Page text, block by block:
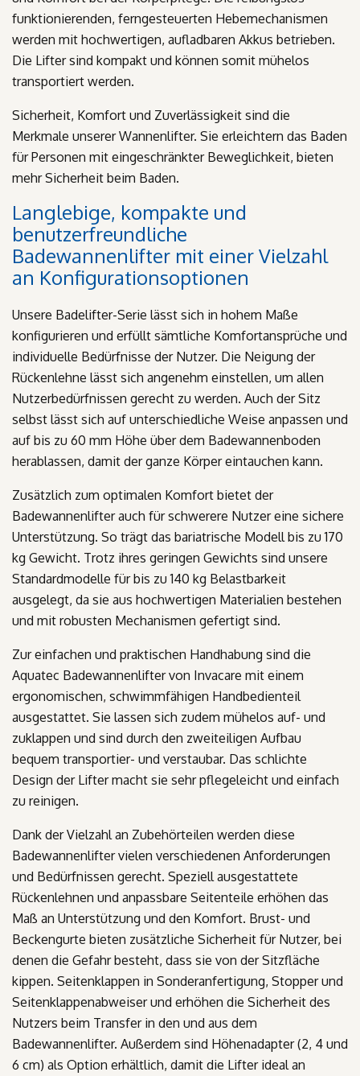
funktionierenden, ferngesteuerten Hebemechanismen
werden mit hochwertigen, aufladbaren Akkus betrieben.
Die Lifter sind kompakt und können somit mühelos
transportiert werden.
Sicherheit, Komfort und Zuverlässigkeit sind die
Merkmale unserer Wannenlifter. Sie erleichtern das Baden
für Personen mit eingeschränkter Beweglichkeit, bieten
mehr Sicherheit beim Baden.
Langlebige, kompakte und
benutzerfreundliche
Badewannenlifter mit einer Vielzahl
an Konfigurationsoptionen
Unsere Badelifter-Serie lässt sich in hohem Maße
konfigurieren und erfüllt sämtliche Komfortansprüche und
individuelle Bedürfnisse der Nutzer. Die Neigung der
Rückenlehne lässt sich angenehm einstellen, um allen
Nutzerbedürfnissen gerecht zu werden. Auch der Sitz
selbst lässt sich auf unterschiedliche Weise anpassen und
auf bis zu 60 mm Höhe über dem Badewannenboden
herablassen, damit der ganze Körper eintauchen kann.
Zusätzlich zum optimalen Komfort bietet der
Badewannenlifter auch für schwerere Nutzer eine sichere
Unterstützung. So trägt das bariatrische Modell bis zu 170
kg Gewicht. Trotz ihres geringen Gewichts sind unsere
Standardmodelle für bis zu 140 kg Belastbarkeit
ausgelegt, da sie aus hochwertigen Materialien bestehen
und mit robusten Mechanismen gefertigt sind.
Zur einfachen und praktischen Handhabung sind die
Aquatec Badewannenlifter von Invacare mit einem
ergonomischen, schwimmfähigen Handbedienteil
ausgestattet. Sie lassen sich zudem mühelos auf- und
zuklappen und sind durch den zweiteiligen Aufbau
bequem transportier- und verstaubar. Das schlichte
Design der Lifter macht sie sehr pflegeleicht und einfach
zu reinigen.
Dank der Vielzahl an Zubehörteilen werden diese
Badewannenlifter vielen verschiedenen Anforderungen
und Bedürfnissen gerecht. Speziell ausgestattete
Rückenlehnen und anpassbare Seitenteile erhöhen das
Maß an Unterstützung und den Komfort. Brust- und
Beckengurte bieten zusätzliche Sicherheit für Nutzer, bei
denen die Gefahr besteht, dass sie von der Sitzfläche
kippen. Seitenklappen in Sonderanfertigung, Stopper und
Seitenklappenabweiser und erhöhen die Sicherheit des
Nutzers beim Transfer in den und aus dem
Badewannenlifter. Außerdem sind Höhenadapter (2, 4 und
6 cm) als Option erhältlich, damit die Lifter ideal an